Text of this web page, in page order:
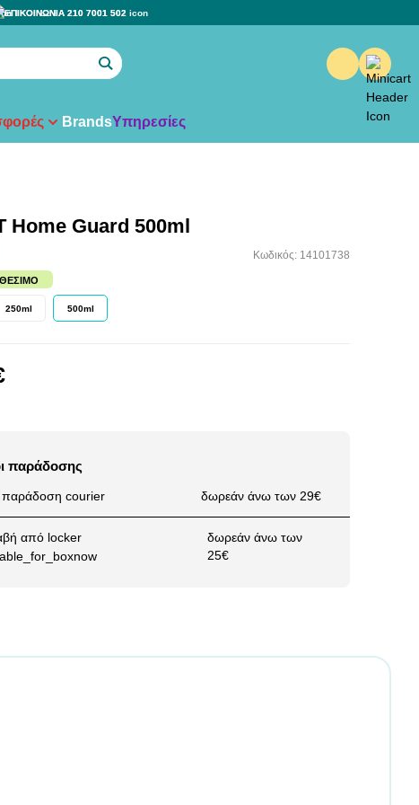
ΕΠΙΚΟΙΝΩΝΙΑ 210 7001 502
BrandsΥπηρεσίες
Home Guard 500ml
Κωδικός: 14101738
250ml 500ml
παράδοσης
παράδοση courier δωρεάν άνω των 29€
από locker
δωρεάν άνω των
25€